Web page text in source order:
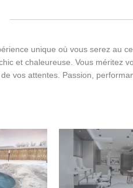
unique où vous serez au
et chaleureuse. Vous méritez
vos attentes. Passion,